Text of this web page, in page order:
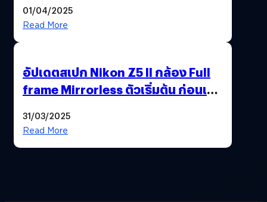
01/04/2025
Read More
อัปเดตสเปก Nikon Z5 II กล้อง Full
frame Mirrorless ตัวเริ่มต้น ก่อนเปิด
31/03/2025
Read More